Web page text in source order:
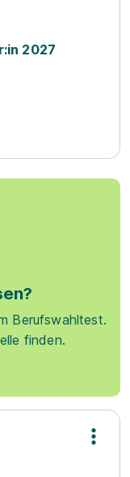
2027
Berufswahltest.
finden.